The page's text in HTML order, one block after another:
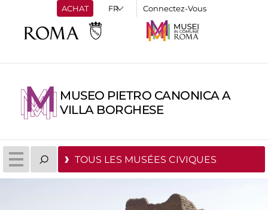
ACHAT Connectez-Vous
MUSEO PIETRO CANONICA A
VILLA BORGHESE
TOUS LES MUSÉES CIVIQUES